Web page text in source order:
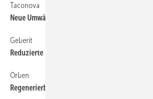
Taconova
Neu e Umwälzpumpe für Heiz- und Solaranlagen
Geberit
Reduzierte ­Füllgeräusche
Orben
Regenerierbares Harz für Nachspeisekartuschen